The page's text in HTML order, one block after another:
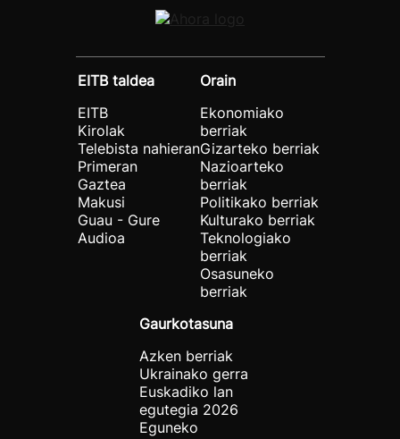
EITB taldea
EITB
Kirolak
Telebista nahieran
Primeran
Gaztea
Makusi
Guau - Gure
Audioa
Orain
Ekonomiako
berriak
Gizarteko berriak
Nazioarteko
berriak
Politikako berriak
Kulturako berriak
Teknologiako
berriak
Osasuneko
berriak
Gaurkotasuna
Azken berriak
Ukrainako gerra
Euskadiko lan
egutegia 2026
Eguneko